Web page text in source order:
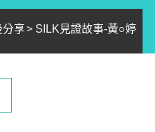
分享 SILK見證故事-黃○婷